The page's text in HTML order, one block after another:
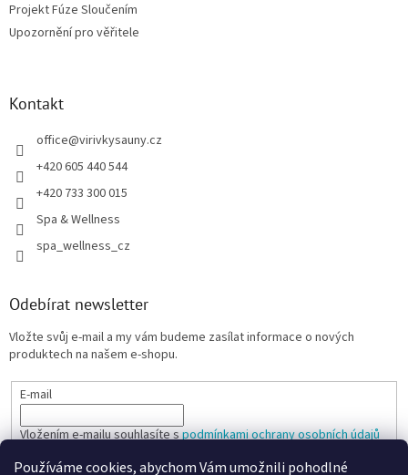
Používáme cookies, abychom Vám umožnili pohodlné
Projekt Fúze Sloučením
Upozornění pro věřitele
Kontakt
office@virivkysauny.cz
+420 605 440 544
+420 733 300 015
Spa & Wellness
spa_wellness_cz
Odebírat newsletter
Vložte svůj e-mail a my vám budeme zasílat informace o nových
produktech na našem e-shopu.
E-mail
Vložením e-mailu souhlasíte spodmínkami ochrany osobních údajů